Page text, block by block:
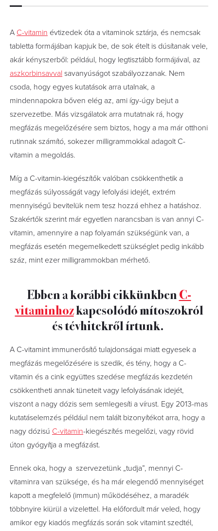
A C-vitamin évtizedek óta a vitaminok sztárja, és nemcsak
tabletta formájában kapjuk be, de sok ételt is dúsítanak vele,
akár kényszerből: például, hogy legtisztább formájával, az
aszkorbinsavval savanyúságot szabályozzanak. Nem
csoda, hogy egyes kutatások arra utalnak, a
mindennapokra bőven elég az, ami így-úgy bejut a
szervezetbe. Más vizsgálatok arra mutatnak rá, hogy
megfázás megelőzésére sem biztos, hogy a ma már otthoni
rutinnak számító, sokezer milligrammokkal adagolt C-
vitamin a megoldás.
Míg a C-vitamin-kiegészítők valóban csökkenthetik a
megfázás súlyosságát vagy lefolyási idejét, extrém
mennyiségű bevitelük nem tesz hozzá ehhez a hatáshoz.
Szakértők szerint már egyetlen narancsban is van annyi C-
vitamin, amennyire a nap folyamán szükségünk van, a
megfázás esetén megemelkedett szükséglet pedig inkább
száz, mint ezer milligrammokban mérhető.
Ebben a korábbi cikkünkbenC-
vitaminhozkapcsolódó mítoszokról
és tévhitekről írtunk.
A C-vitamint immunerősítő tulajdonságai miatt egyesek a
megfázás megelőzésére is szedik, és tény, hogy a C-
vitamin és a cink együttes szedése megfázás kezdetén
csökkentheti annak tüneteit vagy lefolyásának idejét,
viszont a nagy dózis sem semlegesíti a vírust. Egy 2013-mas
kutatáselemzés például nem talált bizonyítékot arra, hogy a
nagy dózisú C-vitamin-kiegészítés megelőzi, vagy rövid
úton gyógyítja a megfázást.
Ennek oka, hogy a szervezetünk „tudja”, mennyi C-
vitaminra van szüksége, és ha már elegendő mennyiséget
kapott a megfelelő (immun) működéséhez, a maradék
többnyire kiürül a vizelettel. Ha előfordult már veled, hogy
amikor egy kiadós megfázás során sok vitamint szedtél,